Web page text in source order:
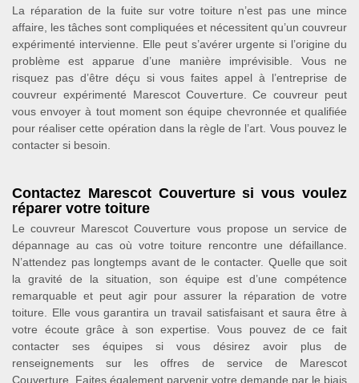
La réparation de la fuite sur votre toiture n’est pas une mince
affaire, les tâches sont compliquées et nécessitent qu’un couvreur
expérimenté intervienne. Elle peut s’avérer urgente si l’origine du
problème est apparue d’une manière imprévisible. Vous ne
risquez pas d’être déçu si vous faites appel à l’entreprise de
couvreur expérimenté Marescot Couverture. Ce couvreur peut
vous envoyer à tout moment son équipe chevronnée et qualifiée
pour réaliser cette opération dans la règle de l’art. Vous pouvez le
contacter si besoin.
Contactez Marescot Couverture si vous voulez
réparer votre toiture
Le couvreur Marescot Couverture vous propose un service de
dépannage au cas où votre toiture rencontre une défaillance.
N’attendez pas longtemps avant de le contacter. Quelle que soit
la gravité de la situation, son équipe est d’une compétence
remarquable et peut agir pour assurer la réparation de votre
toiture. Elle vous garantira un travail satisfaisant et saura être à
votre écoute grâce à son expertise. Vous pouvez de ce fait
contacter ses équipes si vous désirez avoir plus de
renseignements sur les offres de service de Marescot
Couverture. Faites également parvenir votre demande par le biais